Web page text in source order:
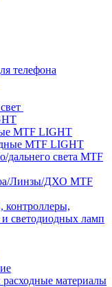
телефона
MTF LIGHT
MTF LIGHT
дальнего света MTF
Линзы/ДХО MTF
контроллеры,
светодиодных ламп
расходные материалы